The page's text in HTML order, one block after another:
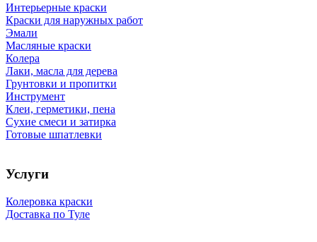
Интерьерные краски
Краски для наружных работ
Эмали
Масляные краски
Колера
Лаки, масла для дерева
Грунтовки и пропитки
Инструмент
Клеи, герметики, пена
Сухие смеси и затирка
Готовые шпатлевки
Услуги
Колеровка краски
Доставка по Туле